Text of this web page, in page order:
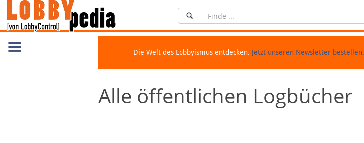
Die Welt des Lobbyismus entdecken. Jetzt unseren Newsletter bestellen.
Alle öffentlichen Logbücher